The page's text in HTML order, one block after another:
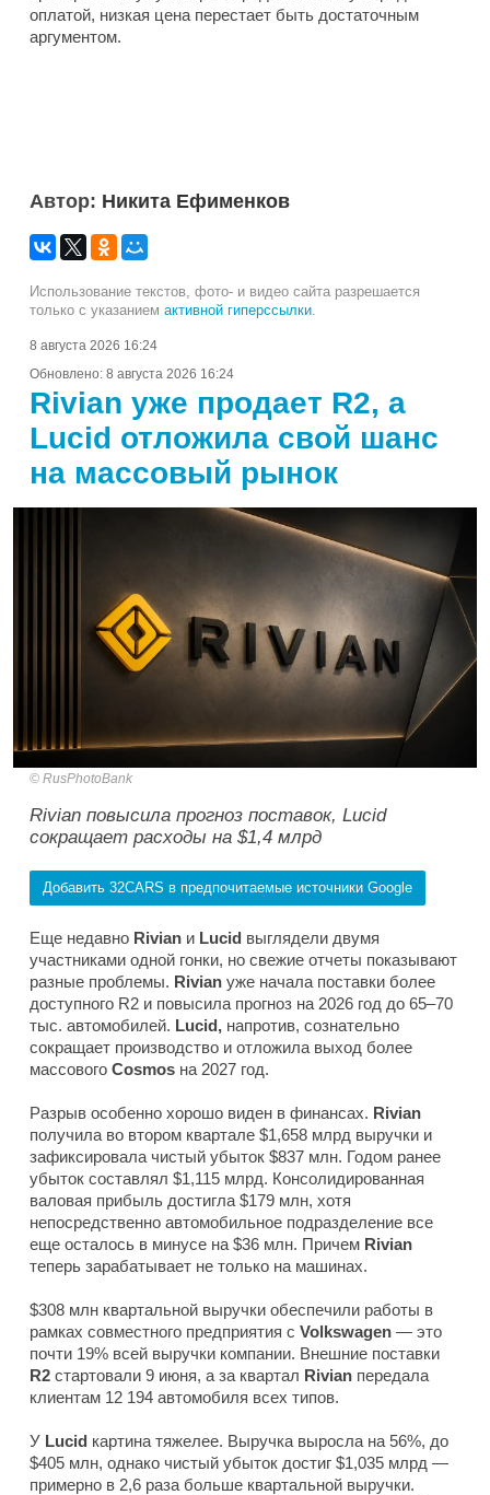
оплатой, низкая цена перестает быть достаточным
аргументом.
Автор: Никита Ефименков
Использование текстов, фото- и видео сайта разрешается
только с указанием активной гиперссылки
8 августа 2026 16:24
Обновлено: 8 августа 2026 16:24
Rivian уже продает R2, а
Lucid отложила свой шанс
на массовый рынок
RusPhotoBank
Rivian повысила прогноз поставок, Lucid
сокращает расходы на $1,4 млрд
Добавить 32CARS в предпочитаемые источники Google
Еще недавно Rivian и Lucid выглядели двумя
участниками одной гонки, но свежие отчеты показывают
разные проблемы. Rivian уже начала поставки более
доступного R2 и повысила прогноз на 2026 год до 65–70
тыс. автомобилей. Lucid, напротив, сознательно
сокращает производство и отложила выход более
массового Cosmos на 2027 год.
Разрыв особенно хорошо виден в финансах. Rivian
получила во втором квартале $1,658 млрд выручки и
зафиксировала чистый убыток $837 млн. Годом ранее
убыток составлял $1,115 млрд. Консолидированная
валовая прибыль достигла $179 млн, хотя
непосредственно автомобильное подразделение все
еще осталось в минусе на $36 млн. Причем Rivian
теперь зарабатывает не только на машинах.
$308 млн квартальной выручки обеспечили работы в
рамках совместного предприятия с Volkswagen — это
почти 19% всей выручки компании. Внешние поставки
R2 стартовали 9 июня, а за квартал Rivian передала
клиентам 12 194 автомобиля всех типов.
У Lucid картина тяжелее. Выручка выросла на 56%, до
$405 млн, однако чистый убыток достиг $1,035 млрд —
примерно в 2,6 раза больше квартальной выручки.